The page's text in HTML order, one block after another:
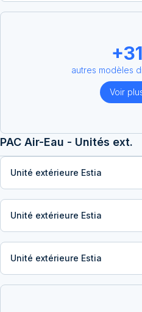
+31
autres modèles
Voir
PAC Air-Eau - Unités ext.
Unité extérieure Estia
Unité extérieure Estia
Unité extérieure Estia